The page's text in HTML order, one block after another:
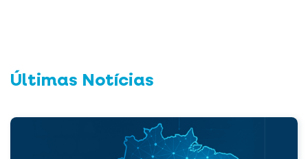
Últimas Notícias